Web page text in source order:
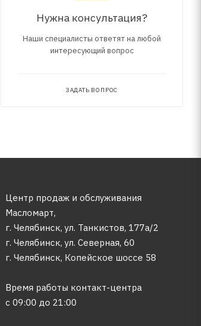
Нужна консультация?
Наши специалисты ответят на любой
интересующий вопрос
ЗАДАТЬ ВОПРОС
Центр продаж и обслуживания
Масломарт,
г. Челябинск, ул. Танкистов, 177а/2
г. Челябинск, ул. Северная, 60
г. Челябинск, Копейское шоссе 58
Время работы контакт-центра
с 09:00 до 21:00